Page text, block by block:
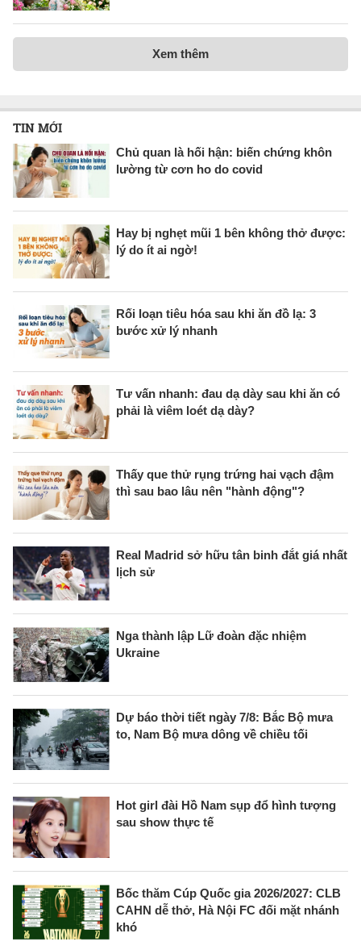
Xem thêm
TIN MỚI
Chủ quan là hối hận: biến chứng khôn
lường từ cơn ho do covid
Hay bị nghẹt mũi 1 bên không thở được:
lý do ít ai ngờ!
Rối loạn tiêu hóa sau khi ăn đồ lạ: 3
bước xử lý nhanh
Tư vấn nhanh: đau dạ dày sau khi ăn có
phải là viêm loét dạ dày?
Thấy que thử rụng trứng hai vạch đậm
thì sau bao lâu nên "hành động"?
Real Madrid sở hữu tân binh đắt giá nhất
lịch sử
Nga thành lập Lữ đoàn đặc nhiệm
Ukraine
Dự báo thời tiết ngày 7/8: Bắc Bộ mưa
to, Nam Bộ mưa dông về chiều tối
Hot girl đài Hồ Nam sụp đổ hình tượng
sau show thực tế
Bốc thăm Cúp Quốc gia 2026/2027: CLB
CAHN dễ thở, Hà Nội FC đối mặt nhánh
khó